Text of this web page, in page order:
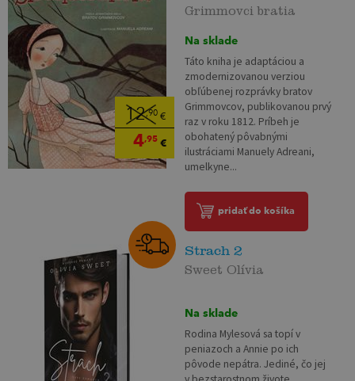
12,90€
4,95€
Grimmovci bratia
Na sklade
Táto kniha je adaptáciou a
zmodernizovanou verziou
obľúbenej rozprávky bratov
Grimmovcov, publikovanou prvý
raz v roku 1812. Príbeh je
obohatený pôvabnými
ilustráciami Manuely Adreani,
umelkyne...
pridať do košíka
Strach 2
Sweet Olívia
Na sklade
Rodina Mylesová sa topí v
peniazoch a Annie po ich
pôvode nepátra. Jediné, čo jej